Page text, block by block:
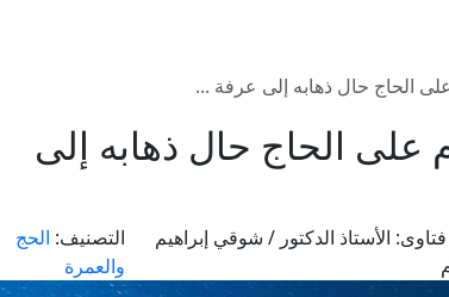
الحاج حال ذهابه إلى عرفة ...
الحاج حال ذهابه إلى
الأستاذ الدكتور / شوقي إبراهيم
التصنيف: الحج
والعمرة